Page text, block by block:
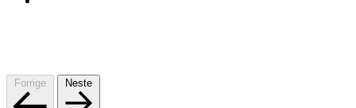
Forrige Neste